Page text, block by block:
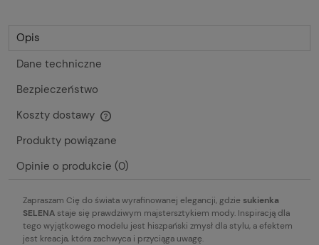
Opis
Dane techniczne
Bezpieczeństwo
Koszty dostawy
Cena nie zawiera ewentualnych kosztów płatności
Produkty powiązane
Opinie o produkcie (0)
Zapraszam Cię do świata wyrafinowanej elegancji, gdzie sukienka
SELENA staje się prawdziwym majstersztykiem mody. Inspiracją dla
tego wyjątkowego modelu jest hiszpański zmysł dla stylu, a efektem
jest kreacja, która zachwyca i przyciąga uwagę.